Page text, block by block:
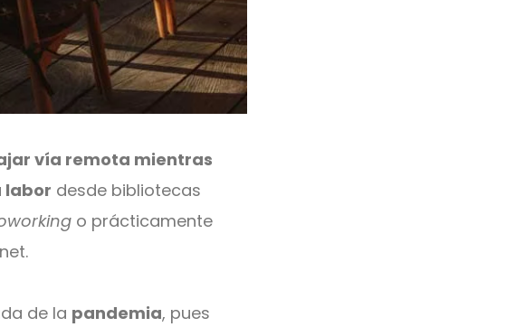
vía remota mientras
labor desde bibliotecas
o prácticamente
de la pandemia, pues